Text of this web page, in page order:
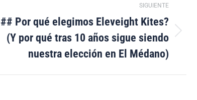
SIGUIENTE
Publicación
siguiente:
## Por qué elegimos Eleveight Kites?
(Y por qué tras 10 años sigue siendo
nuestra elección en El Médano)